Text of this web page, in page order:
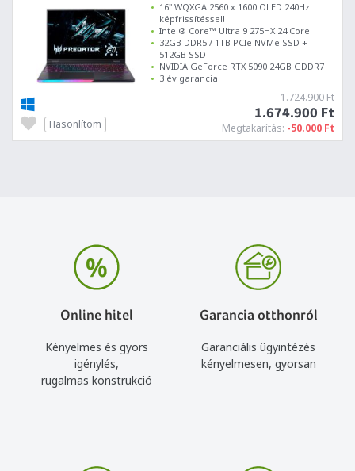
16" WQXGA 2560 x 1600 OLED 240Hz
képfrissítéssel!
Intel® Core™ Ultra 9 275HX 24 Core
32GB DDR5 / 1TB PCIe NVMe SSD +
512GB SSD
NVIDIA GeForce RTX 5090 24GB GDDR7
3 év garancia
1.724.900 Ft
1.674.900 Ft
Megtakarítás: -50.000 Ft
Hasonlítom
Online hitel
Kényelmes és gyors
igénylés,
rugalmas konstrukció
Garancia otthonról
Garanciális ügyintézés
kényelmesen, gyorsan